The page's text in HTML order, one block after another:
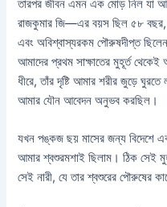
তারপর জীবন এমন এক মোড় নিল যা
রাজকুমার জি—এর বয়স ছিল ৫৮ বছর,
এবং অবিশ্বাস্যরকম পৌরুষদীপ্ত
আমাদের প্রথম সাক্ষাতের মুহূর্ত
ধীরে, তাঁর দৃষ্টি আমার শরীর জুড়ে
আমার যৌন আবেদন অনুভব করছিল।
যখন পঙ্কজ ছয় মাসের জন্য বিদেশে
আমার শ্বশুরমশাই ছিলাম। ঠিক সেই
সেই নারী, যে তার শ্বশুরের পৌরুষের